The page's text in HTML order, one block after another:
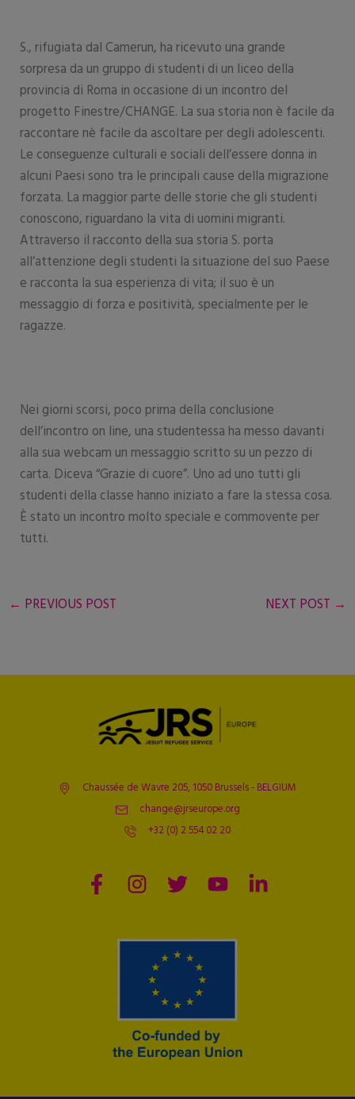
S., rifugiata dal Camerun, ha ricevuto una grande
sorpresa da un gruppo di studenti di un liceo della
provincia di Roma in occasione di un incontro del
progetto Finestre/CHANGE. La sua storia non è facile da
raccontare nè facile da ascoltare per degli adolescenti.
Le conseguenze culturali e sociali dell’essere donna in
alcuni Paesi sono tra le principali cause della migrazione
forzata. La maggior parte delle storie che gli studenti
conoscono, riguardano la vita di uomini migranti.
Attraverso il racconto della sua storia S. porta
all’attenzione degli studenti la situazione del suo Paese
e racconta la sua esperienza di vita; il suo è un
messaggio di forza e positività, specialmente per le
ragazze.
Nei giorni scorsi, poco prima della conclusione
dell’incontro on line, una studentessa ha messo davanti
alla sua webcam un messaggio scritto su un pezzo di
carta. Diceva “Grazie di cuore”. Uno ad uno tutti gli
studenti della classe hanno iniziato a fare la stessa cosa.
È stato un incontro molto speciale e commovente per
tutti.
← PREVIOUS POST NEXT POST →
Chaussée de Wavre 205, 1050 Brussels - BELGIUM
change@jrseurope.org
+32 (0) 2 554 02 20